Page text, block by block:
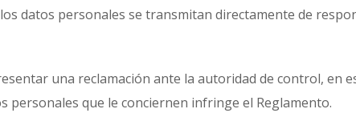
datos personales se transmitan directamente de
una reclamación ante la autoridad de control, en
personales que le conciernen infringe el Reglamento.